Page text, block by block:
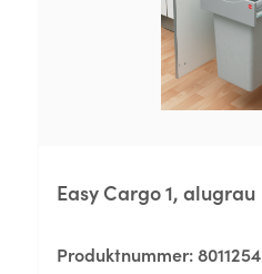
Easy Cargo 1, alugrau
Produktnummer:8011254